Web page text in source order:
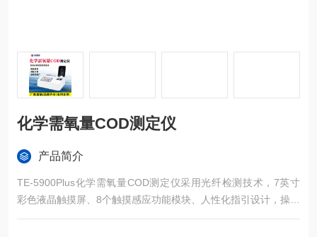
化学需氧量COD测定仪
产品简介
TE-5900Plus化学需氧量COD测定仪采用光纤检测技术，7英寸
彩色液晶触摸屏、8个触摸感应功能模块、人性化指引设计，操作
便捷，360°旋转比色检测，运用进口医用光源，专业水质检测仪